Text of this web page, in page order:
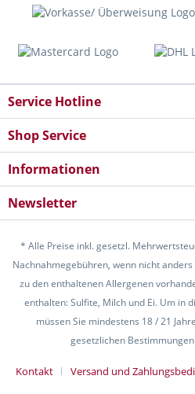
Service Hotline
Shop Service
Informationen
Newsletter
* Alle Preise inkl. gesetzl.
Nachnahmegebühren, wenn nicht
zu den enthaltenen Allergenen
enthalten: Sulfite, Milch und Ei. Um in
müssen Sie mindestens 18 / 21
gesetzlichen
Kontakt Versand und